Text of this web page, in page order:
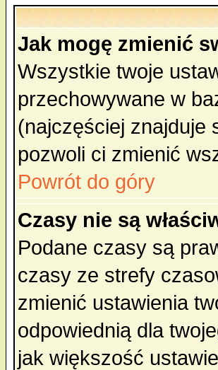
Jak mogę zmienić
Wszystkie twoje
przechowywane w
(najczęściej znajduje
pozwoli ci zmienić
Powrót do góry
Czasy nie są
Podane czasy są
czasy ze strefy
zmienić ustawienia
odpowiednią dla
jak większość